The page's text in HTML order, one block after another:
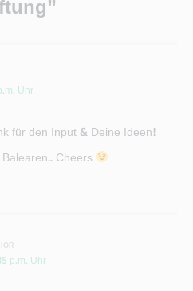
Uhr
für den Input & Deine Ideen!
Cheers
p.m. Uhr